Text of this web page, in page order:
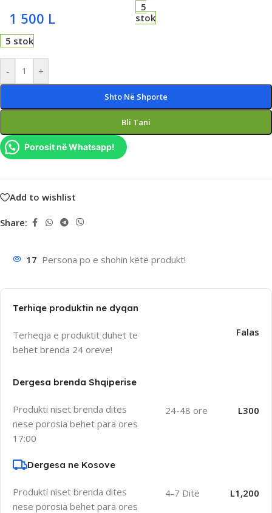
1 500 L
5
stok
5 stok
- +
Shto Në Shporte
Bli Tani
Porosit në Whatsapp!
Add to wishlist
Share:
17 Persona po e shohin këtë produkt!
Terhiqe produktin ne dyqan
Terheqja e produktit duhet te
behet brenda 24 oreve!
Falas
Dergesa brenda Shqiperise
Produkti niset brenda dites
nese porosia behet para ores
17:00
24-48 ore L300
Dergesa ne Kosove
Produkti niset brenda dites
nese porosia behet para ores
4-7 Ditë L1,200